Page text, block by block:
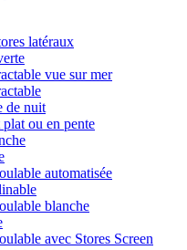
latéraux
vue sur mer
de nuit
ou en pente
automatisée
blanche
avec Stores Screen